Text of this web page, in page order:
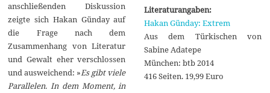
anschließenden Diskussion
zeigte sich Hakan Günday auf
die Frage nach dem
Zusammenhang von Literatur
und Gewalt eher verschlossen
und ausweichend: »Es gibt viele
Parallelen. In dem Moment, in
Literaturangaben:
Hakan Günday: Extrem
Aus dem Türkischen von
Sabine Adatepe
München: btb 2014
416 Seiten. 19,99 Euro